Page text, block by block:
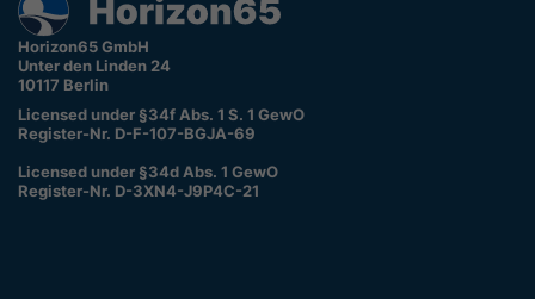
Horizon65 GmbH
Unter den Linden 24
10117 Berlin
Licensed under §34f Abs. 1 S. 1 GewO
Register-Nr. D-F-107-BGJA-69
Licensed under §34d Abs. 1 GewO
Register-Nr. D-3XN4-J9P4C-21